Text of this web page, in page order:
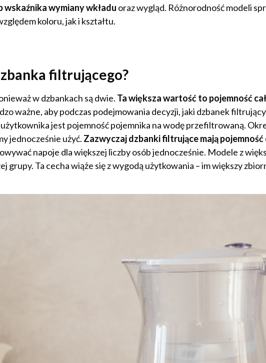
wymiany wkładu oraz wygląd. Różnorodność modeli
koloru, jak i kształtu.
filtrującego?
w dzbankach są dwie. Ta większa wartość to pojemność
ważne, aby podczas podejmowania decyzji, jaki dzbanek
jest pojemność pojemnika na wodę przefiltrowaną.
jednocześnie użyć. Zazwyczaj dzbanki filtrujące mają
napoje dla większej liczby osób jednocześnie. Modele z
grupy. Ta cecha wiąże się z wygodą użytkowania – im większy